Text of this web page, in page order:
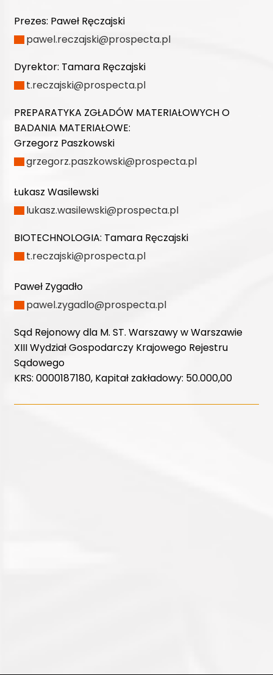
Prezes: Paweł Ręczajski
pawel.reczajski@prospecta.pl
Dyrektor: Tamara Ręczajski
t.reczajski@prospecta.pl
PREPARATYKA ZGŁADÓW MATERIAŁOWYCH O
BADANIA MATERIAŁOWE:
Grzegorz Paszkowski
grzegorz.paszkowski@prospecta.pl
Łukasz Wasilewski
lukasz.wasilewski@prospecta.pl
BIOTECHNOLOGIA: Tamara Ręczajski
t.reczajski@prospecta.pl
Paweł Zygadło
pawel.zygadlo@prospecta.pl
Sąd Rejonowy dla M. ST. Warszawy w Warszawie
XIII Wydział Gospodarczy Krajowego Rejestru
Sądowego
KRS: 0000187180, Kapitał zakładowy: 50.000,00